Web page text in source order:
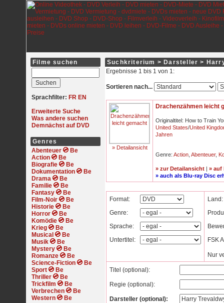
Filme suchen
Sprachfilter: FR EN
Erweiterte Suche
Was andere suchen
Demnächst auf DVD
Genres
Abenteuer
Action
Biografie
Dokumentation
Drama
Familie
Fantasy
Film-Noir
Historie
Horror
Komödie
Krieg
Musical
Musik
Mystery
Romanze
Science-Fiction
Sport
Thriller
Trickfilm
Verbrechen
Western
Suchkriterium > Darsteller >
Ergebnisse 1 bis 1 von 1:
Sortieren nach...
» Detailansicht
Drachenzähmen leicht
Originaltitel: How to Train
United States/United
Jahren
Genre: Action Abenteuer,
» zur Detailansicht | » auf
» auch als Blu-ray Disc
Format:
Genre:
Sprache:
Untertitel:
Land:
FSK
Nur
Titel (optional):
Regie (optional):
Darsteller (optional):